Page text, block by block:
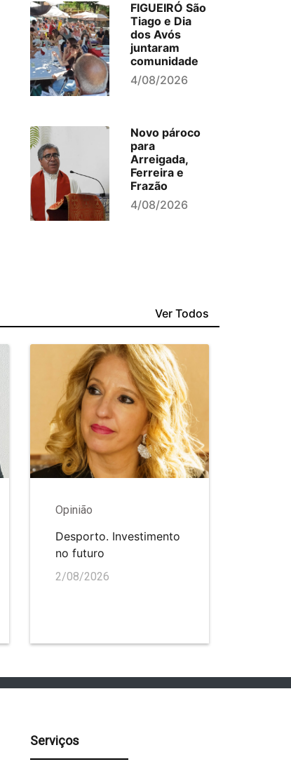
FIGUEIRÓ São
Tiago e Dia
dos Avós
juntaram
comunidade
4/08/2026
Novo pároco
para
Arreigada,
Ferreira e
Frazão
4/08/2026
Ver Todos
Opinião
Desporto. Investimento
no futuro
2/08/2026
Serviços